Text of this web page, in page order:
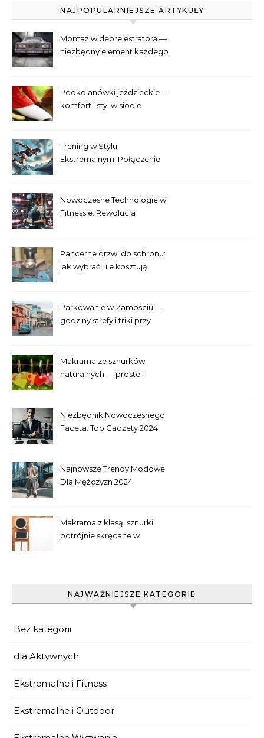
NAJPOPULARNIEJSZE ARTYKUŁY
Montaż wideorejestratora —
niezbędny element każdego
Podkolanówki jeździeckie —
komfort i styl w siodle
Trening w Stylu
Ekstremalnym: Połączenie
Nowoczesne Technologie w
Fitnessie: Rewolucja
Pancerne drzwi do schronu:
jak wybrać i ile kosztują
Parkowanie w Zamościu —
godziny strefy i triki przy
Makrama ze sznurków
naturalnych — proste i
Niezbędnik Nowoczesnego
Faceta: Top Gadżety 2024
Najnowsze Trendy Modowe
Dla Mężczyzn 2024
Makrama z klasą: sznurki
potrójnie skręcane w
NAJWAŻNIEJSZE KATEGORIE
Bez kategorii
dla Aktywnych
Ekstremalne i Fitness
Ekstremalne i Outdoor